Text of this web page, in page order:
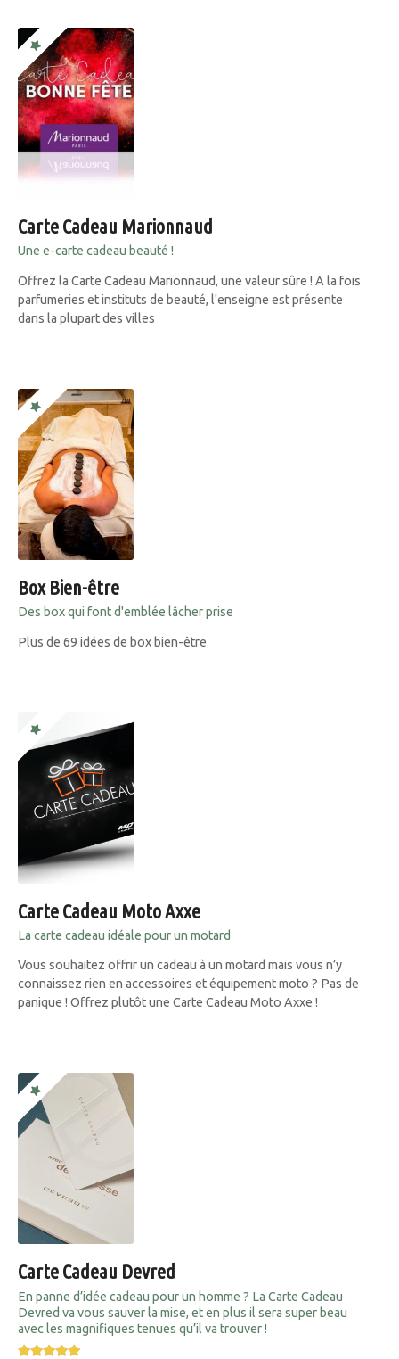
Carte Cadeau Marionnaud
Une e-carte cadeau beauté !
Offrez la Carte Cadeau Marionnaud, une valeur sûre ! A la fois
parfumeries et instituts de beauté, l'enseigne est présente
dans la plupart des villes
Box Bien-être
Des box qui font d'emblée lâcher prise
Plus de 69 idées de box bien-être
Carte Cadeau Moto Axxe
La carte cadeau idéale pour un motard
Vous souhaitez offrir un cadeau à un motard mais vous n’y
connaissez rien en accessoires et équipement moto ? Pas de
panique ! Offrez plutôt une Carte Cadeau Moto Axxe !
Carte Cadeau Devred
En panne d’idée cadeau pour un homme ? La Carte Cadeau
Devred va vous sauver la mise, et en plus il sera super beau
avec les magnifiques tenues qu’il va trouver !